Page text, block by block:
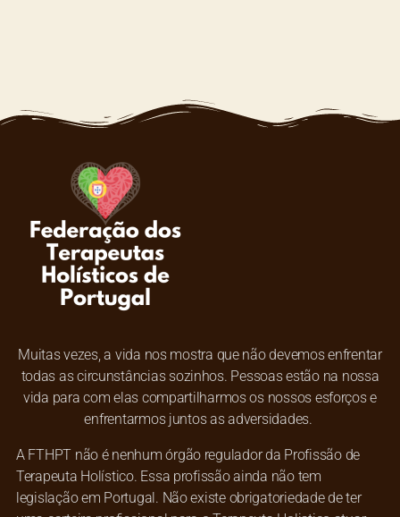
Muitas vezes, a vida nos mostra que não devemos enfrentar
todas as circunstâncias sozinhos. Pessoas estão na nossa
vida para com elas compartilharmos os nossos esforços e
enfrentarmos juntos as adversidades.
A FTHPT não é nenhum órgão regulador da Profissão de
Terapeuta Holístico. Essa profissão ainda não tem
legislação em Portugal. Não existe obrigatoriedade de ter